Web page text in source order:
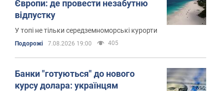
Європи: де провести незабутню
відпустку
У топі не тільки середземноморські курорти
Подорожі 7.08.2026 19:00 405
Банки "готуються" до нового
курсу долара: українцям